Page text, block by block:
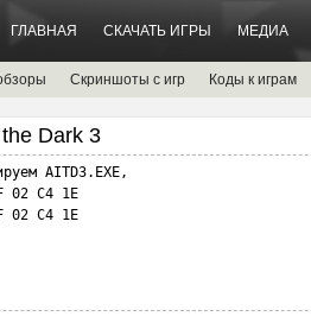
ГЛАВНАЯ СКАЧАТЬ ИГРЫ МЕДИА
Скриншоты с игр Коды к играм
Dark 3
AITD3.EXE,
C4 1E
02 C4 1E